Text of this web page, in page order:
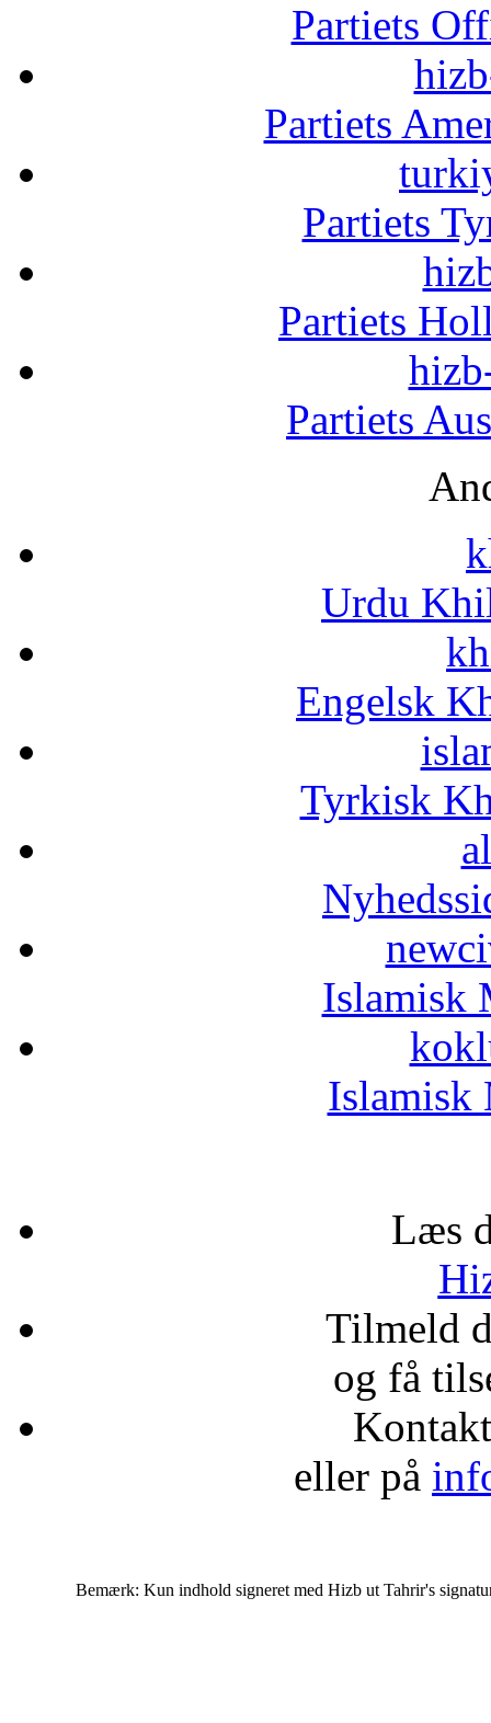
Partiets
Partiets
Partiets
Partiets
Partiets
Urdu
Engelsk
Tyrkisk
Islamisk
Islamisk
Læs
Tilmeld
og få
eller på
Bemærk: Kun indhold signeret med Hizb ut Tahrir's